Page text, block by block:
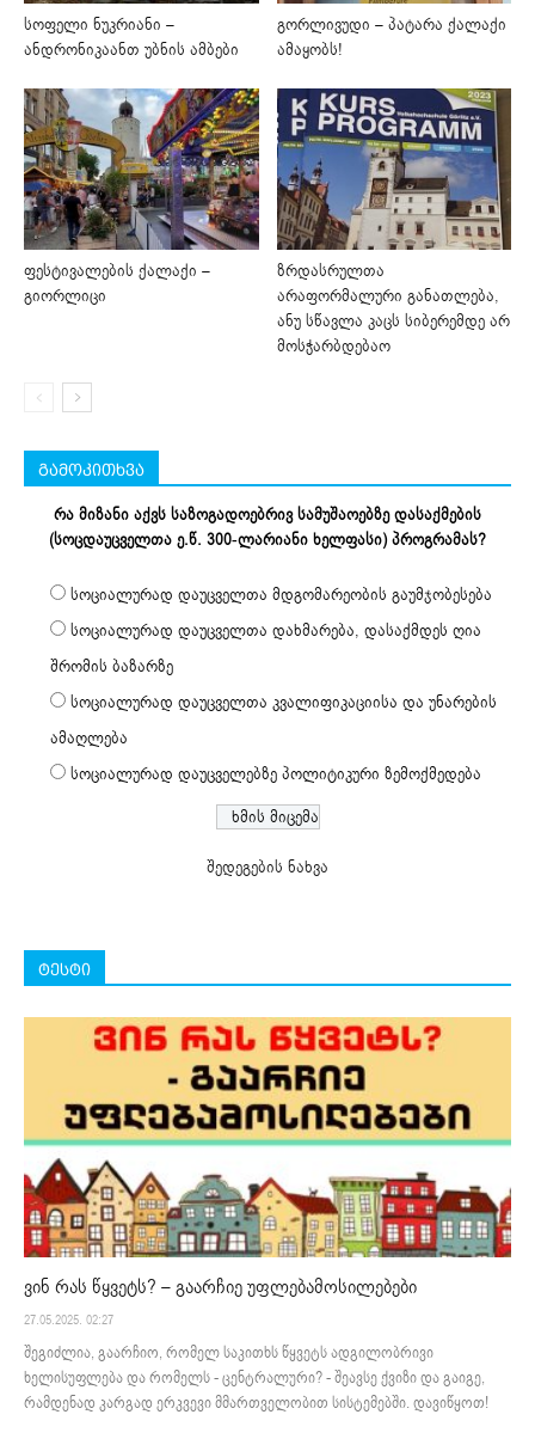
სოფელი ნუკრიანი –
ანდრონიკაანთ უბნის ამბები
გორლივუდი – პატარა ქალაქი
ამაყობს!
ფესტივალების ქალაქი –
გიორლიცი
ზრდასრულთა
არაფორმალური განათლება,
ანუ სწავლა კაცს სიბერემდე არ
მოსჭარბდებაო
გამოკითხვა
რა მიზანი აქვს საზოგადოებრივ სამუშაოებზე დასაქმების
(სოცდაუცველთა ე.წ. 300-ლარიანი ხელფასი) პროგრამას?
სოციალურად დაუცველთა მდგომარეობის გაუმჯობესება
სოციალურად დაუცველთა დახმარება, დასაქმდეს ღია
შრომის ბაზარზე
სოციალურად დაუცველთა კვალიფიკაციისა და უნარების
ამაღლება
სოციალურად დაუცველებზე პოლიტიკური ზემოქმედება
შედეგების ნახვა
ტესტი
ვინ რას წყვეტს? – გაარჩიე უფლებამოსილებები
27.05.2025. 02:27
შეგიძლია, გაარჩიო, რომელ საკითხს წყვეტს ადგილობრივი
ხელისუფლება და რომელს - ცენტრალური? - შეავსე ქვიზი და გაიგე,
რამდენად კარგად ერკვევი მმართველობით სისტემებში. დავიწყოთ!